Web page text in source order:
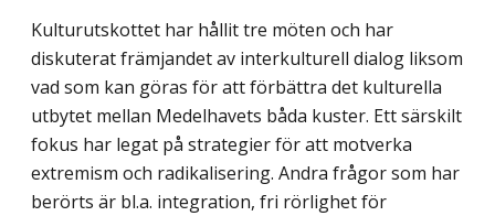
Kulturutskottet har hållit tre möten och har
diskuterat främjandet av interkulturell dialog liksom
vad som kan göras för att förbättra det kulturella
utbytet mellan Medelhavets båda kuster. Ett särskilt
fokus har legat på strategier för att motverka
extremism och radikalisering. Andra frågor som har
berörts är bl.a. integration, fri rörlighet för